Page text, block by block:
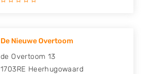
De Nieuwe Overtoom
de Overtoom 13
1703RE Heerhugowaard